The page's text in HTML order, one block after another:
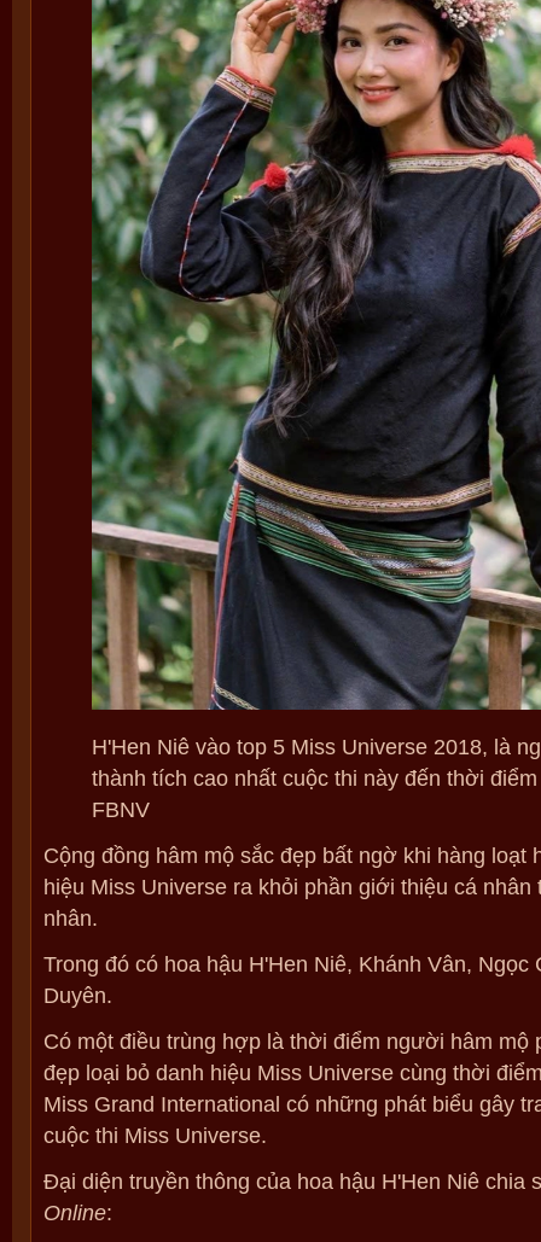
H'Hen Niê vào top 5 Miss Universe 2018, là
thành tích cao nhất cuộc thi này đến thời
FBNV
Cộng đồng hâm mộ sắc đẹp bất ngờ khi hàng loạt
hiệu Miss Universe ra khỏi phần giới thiệu cá nhân
nhân.
Trong đó có hoa hậu H'Hen Niê, Khánh Vân, Ngọc
Duyên.
Có một điều trùng hợp là thời điểm người hâm mộ
đẹp loại bỏ danh hiệu Miss Universe cùng thời
Miss Grand International có những phát biểu gây
cuộc thi Miss Universe.
Đại diện truyền thông của hoa hậu H'Hen Niê chia
Online: